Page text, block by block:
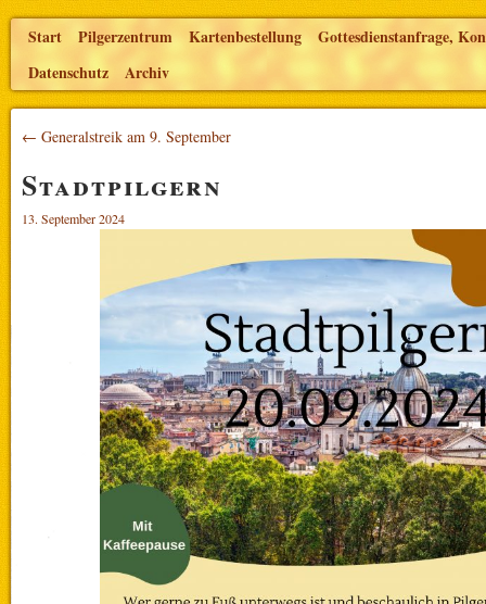
Start Pilgerzentrum Kartenbestellung
Gottesdienstanfrage,
Datenschutz
Archiv
← Generalstreik am 9. September
Stadtpilgern
13. September 2024